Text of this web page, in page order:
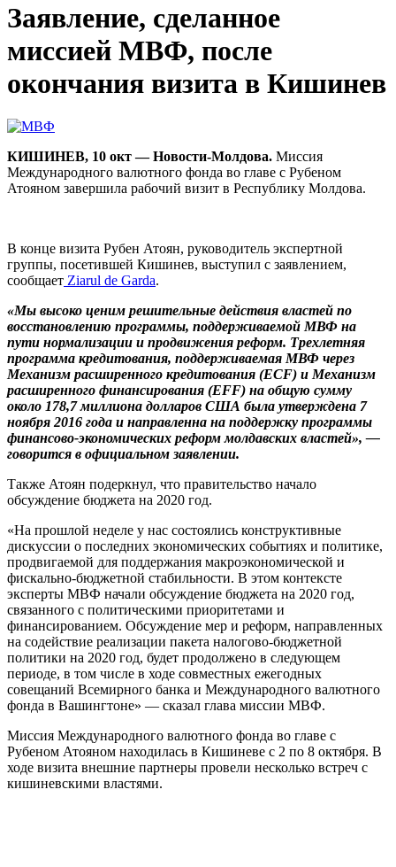
Заявление, сделанное
миссией МВФ, после
окончания визита в Кишинев
КИШИНЕВ, 10 окт — Новости-Молдова. Миссия
Международного валютного фонда во главе с Рубеном
Атояном завершила рабочий визит в Республику Молдова.
В конце визита Рубен Атоян, руководитель экспертной
группы, посетившей Кишинев, выступил с заявлением,
сообщает Ziarul de Garda.
«Мы высоко ценим решительные действия властей по
восстановлению программы, поддерживаемой МВФ на
пути нормализации и продвижения реформ. Трехлетняя
программа кредитования, поддерживаемая МВФ через
Механизм расширенного кредитования (ECF) и Механизм
расширенного финансирования (EFF) на общую сумму
около 178,7 миллиона долларов США была утверждена 7
ноября 2016 года и направленна ​​на поддержку программы
финансово-экономических реформ молдавских властей», —
говорится в официальном заявлении.
Также Атоян подеркнул, что правительство начало
обсуждение бюджета на 2020 год.
«На прошлой неделе у нас состоялись конструктивные
дискуссии о последних экономических событиях и политике,
продвигаемой для поддержания макроэкономической и
фискально-бюджетной стабильности. В этом контексте
эксперты МВФ начали обсуждение бюджета на 2020 год,
связанного с политическими приоритетами и
финансированием. Обсуждение мер и реформ, направленных
на содействие реализации пакета налогово-бюджетной
политики на 2020 год, будет продолжено в следующем
периоде, в том числе в ходе совместных ежегодных
совещаний Всемирного банка и Международного валютного
фонда в Вашингтоне» — сказал глава миссии МВФ.
Миссия Международного валютного фонда во главе с
Рубеном Атояном находилась в Кишиневе с 2 по 8 октября. В
ходе визита внешние партнеры провели несколько встреч с
кишиневскими властями.